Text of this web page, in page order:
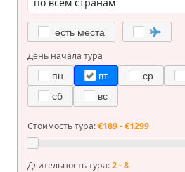
есть места
День начала тура
пн вт ср
сб
вс
Стоимость тура:€189 - €1299
Длительность тура:2 - 8